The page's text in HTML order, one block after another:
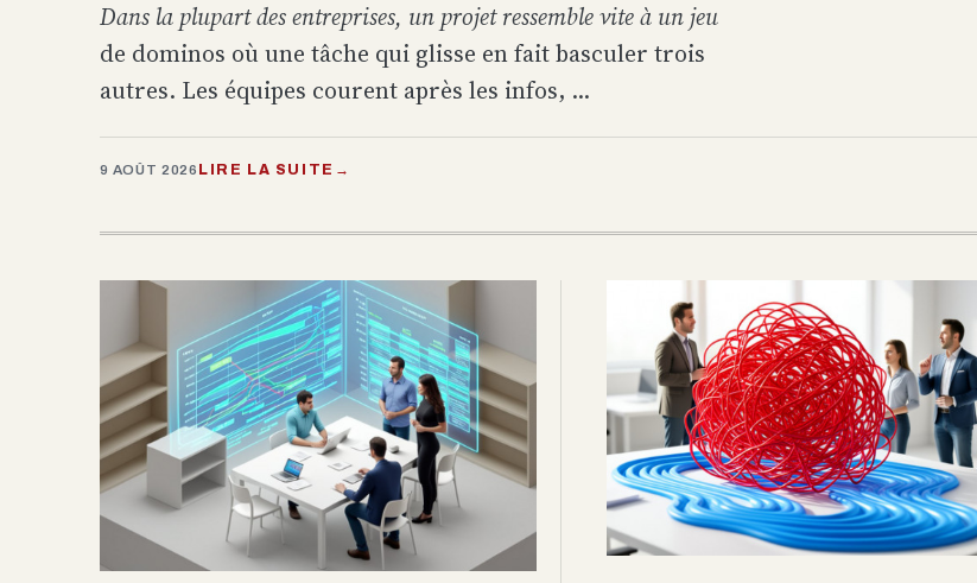
Dans la plupart des entreprises, un projet ressemble vite à un jeu
de dominos où une tâche qui glisse en fait basculer trois
autres. Les équipes courent après les infos, ...
9 AOÛT 2026 LIRE LA SUITE →